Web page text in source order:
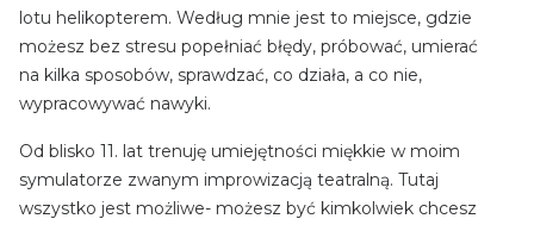
lotu helikopterem. Według mnie jest to miejsce, gdzie
możesz bez stresu popełniać błędy, próbować, umierać
na kilka sposobów, sprawdzać, co działa, a co nie,
wypracowywać nawyki.
Od blisko 11. lat trenuję umiejętności miękkie w moim
symulatorze zwanym improwizacją teatralną. Tutaj
wszystko jest możliwe- możesz być kimkolwiek chcesz